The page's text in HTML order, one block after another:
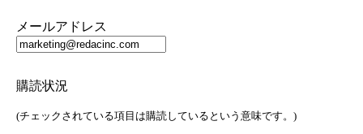
メールアドレス
購読状況
(チェックされている項目は購読しているという意味です。)